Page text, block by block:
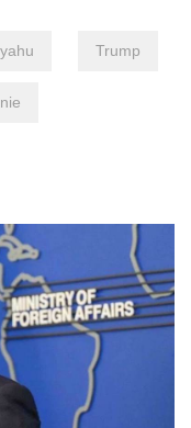
Trump